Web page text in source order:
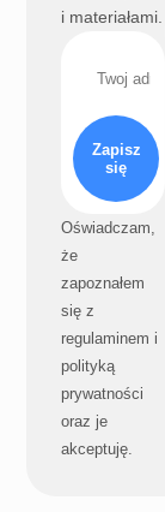
i materiałami.
Zapisz
się
Oświadczam,
że
zapoznałem
się z
regulaminem i
polityką
prywatności
oraz je
akceptuję.